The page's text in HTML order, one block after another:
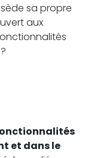
sa propre
aux
et dans le